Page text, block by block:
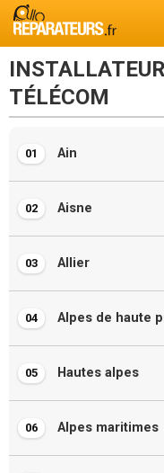
TÉLÉCOM
01 Ain
02 Aisne
03 Allier
04 Alpes de haute
05 Hautes alpes
06 Alpes maritimes